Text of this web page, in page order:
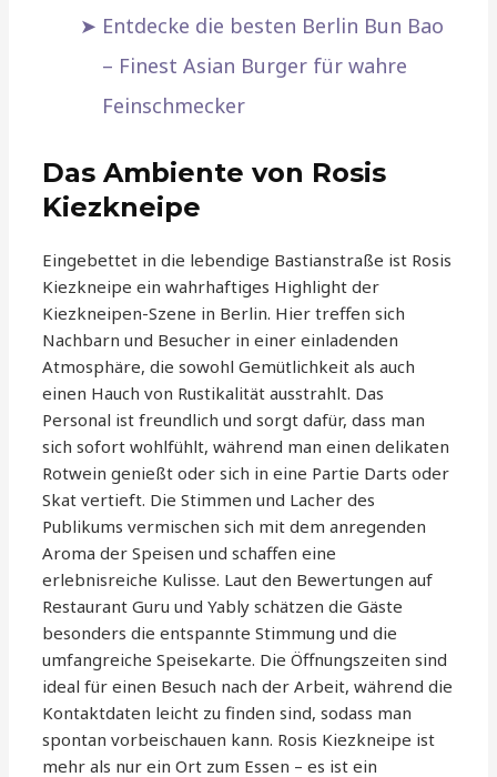
Entdecke die besten Berlin Bun Bao
– Finest Asian Burger für wahre
Feinschmecker
Das Ambiente von Rosis
Kiezkneipe
Eingebettet in die lebendige Bastianstraße ist Rosis
Kiezkneipe ein wahrhaftiges Highlight der
Kiezkneipen-Szene in Berlin. Hier treffen sich
Nachbarn und Besucher in einer einladenden
Atmosphäre, die sowohl Gemütlichkeit als auch
einen Hauch von Rustikalität ausstrahlt. Das
Personal ist freundlich und sorgt dafür, dass man
sich sofort wohlfühlt, während man einen delikaten
Rotwein genießt oder sich in eine Partie Darts oder
Skat vertieft. Die Stimmen und Lacher des
Publikums vermischen sich mit dem anregenden
Aroma der Speisen und schaffen eine
erlebnisreiche Kulisse. Laut den Bewertungen auf
Restaurant Guru und Yably schätzen die Gäste
besonders die entspannte Stimmung und die
umfangreiche Speisekarte. Die Öffnungszeiten sind
ideal für einen Besuch nach der Arbeit, während die
Kontaktdaten leicht zu finden sind, sodass man
spontan vorbeischauen kann. Rosis Kiezkneipe ist
mehr als nur ein Ort zum Essen – es ist ein